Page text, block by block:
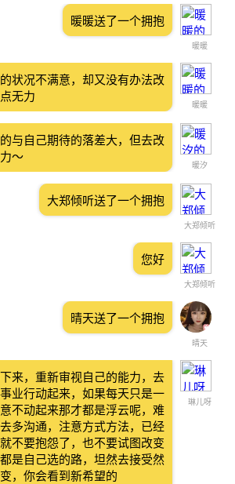
暖暖
暖暖送了一个拥抱
暖暖
状况不满意，却又没有办法改
无力
暖汐
与自己期待的落差大，但去改
～
大郑倾听
大郑倾听送了一个拥抱
大郑倾听
您好
晴天
晴天送了一个拥抱
琳儿呀
来，重新审视自己的能力，去
业行动起来，如果每天只是一
不动起来那才都是浮云呢，难
多沟通，注意方式方法，已经
不要抱怨了，也不要试图改变
是自己选的路，坦然去接受然
，你会看到新希望的